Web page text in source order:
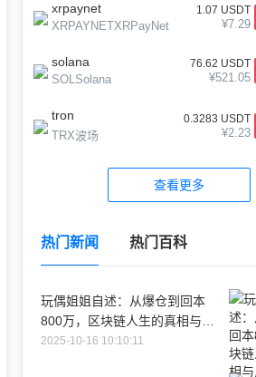
xrpaynet
XRPAYNETXRPayNet
1.07 USDT
¥7.29
solana
SOLSolana
76.62 USDT
¥521.05
tron
TRX波场
0.3283 USDT
¥2.23
查看更多
热门新闻 热门百科
玩偶姐姐自述：从爆仓到回本
800万，区块链人生的真相与反
思
2025-10-16 10:10:11